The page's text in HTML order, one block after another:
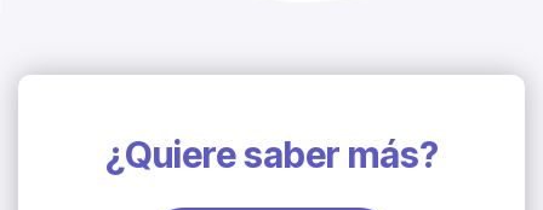
¿Quiere saber más?